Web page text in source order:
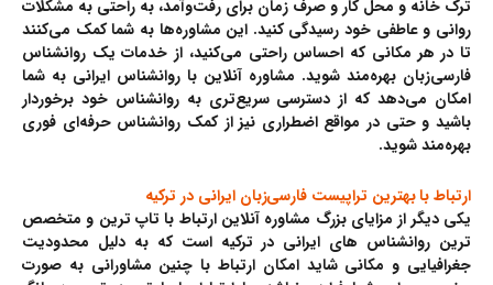
ترک خانه و محل کار و صرف زمان برای رفت‌وآمد، به راحتی به مشکلات
روانی و عاطفی خود رسیدگی کنید. این مشاوره‌ها به شما کمک می‌کنند
تا در هر مکانی که احساس راحتی می‌کنید، از خدمات یک روانشناس
فارسی‌زبان بهره‌مند شوید. مشاوره آنلاین با روانشناس ایرانی به شما
امکان می‌دهد که از دسترسی سریع‌تری به روانشناس خود برخوردار
باشید و حتی در مواقع اضطراری نیز از کمک روانشناس حرفه‌ای فوری
بهره‌مند شوید.
ارتباط با بهترین تراپیست فارسی‌زبان ایرانی در ترکیه
یکی دیگر از مزایای بزرگ مشاوره آنلاین ارتباط با تاپ ترین و متخصص
ترین روانشناس های ایرانی در ترکیه است که به دلیل محدودیت
جغرافیایی و مکانی شاید امکان ارتباط با چنین مشاورانی به صورت